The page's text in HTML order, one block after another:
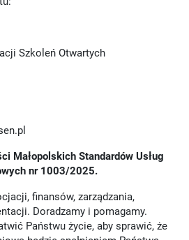
Szkoleń Otwartych
Małopolskich Standardów Usług
nr 1003/2025.
finansów, zarządzania,
Doradzamy i pomagamy.
Państwu życie, aby sprawić, że